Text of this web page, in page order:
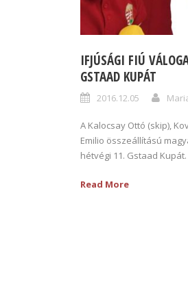
IFJÚSÁGI FIÚ
GSTAAD KUPÁT
2016.12.05
A Kalocsay Ottó (skip),
Emilio összeállítású
hétvégi 11. Gstaad Kupát.
Read More